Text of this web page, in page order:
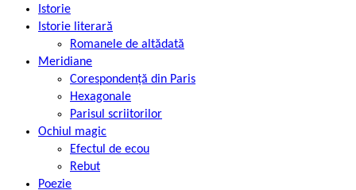
Istorie
Istorie literară
Romanele de altădată
Meridiane
Corespondență din Paris
Hexagonale
Parisul scriitorilor
Ochiul magic
Efectul de ecou
Rebut
Poezie